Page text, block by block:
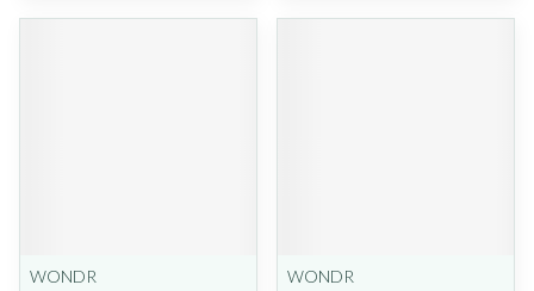
WONDR
WONDR